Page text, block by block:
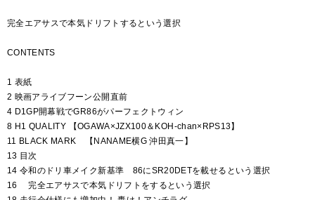
完全エアサスで本気ドリフトするという選択
CONTENTS
1 表紙
2 映画アライブフーン公開直前
4 D1GP開幕戦でGR86がパーフェクトウィン
8 H1 QUALITY 【OGAWA×JZX100＆KOH-chan×RPS13】
11 BLACK MARK 【NANAME横G 沖田真一】
13 目次
14 令和のドリ車メイク新基準 86にSR20DETを載せるという選択
16 完全エアサスで本気ドリフトをするという選択